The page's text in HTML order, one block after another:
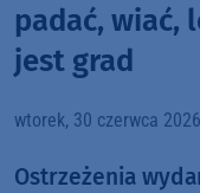
padać, wiać,
jest grad
wtorek, 30 czerwca
Ostrzeżenia